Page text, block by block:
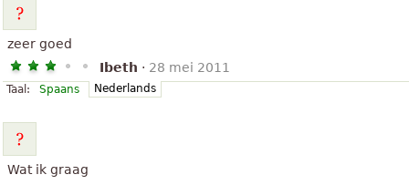
zeer goed
Ibeth · 28 mei 2011
Taal: Spaans Nederlands
Wat ik graag